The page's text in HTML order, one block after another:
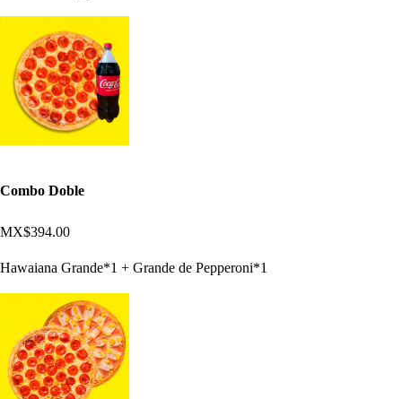
Combo Doble
MX$394.00
Hawaiana Grande*1 + Grande de Pepperoni*1